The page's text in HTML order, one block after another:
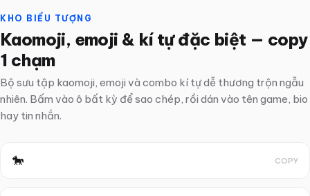
KHO BIỂU TƯỢNG
Kaomoji, emoji & kí tự đặc biệt — copy
1 chạm
Bộ sưu tập kaomoji, emoji và combo kí tự dễ thương trộn ngẫu
nhiên. Bấm vào ô bất kỳ để sao chép, rồi dán vào tên game, bio
hay tin nhắn.
🐎 COPY